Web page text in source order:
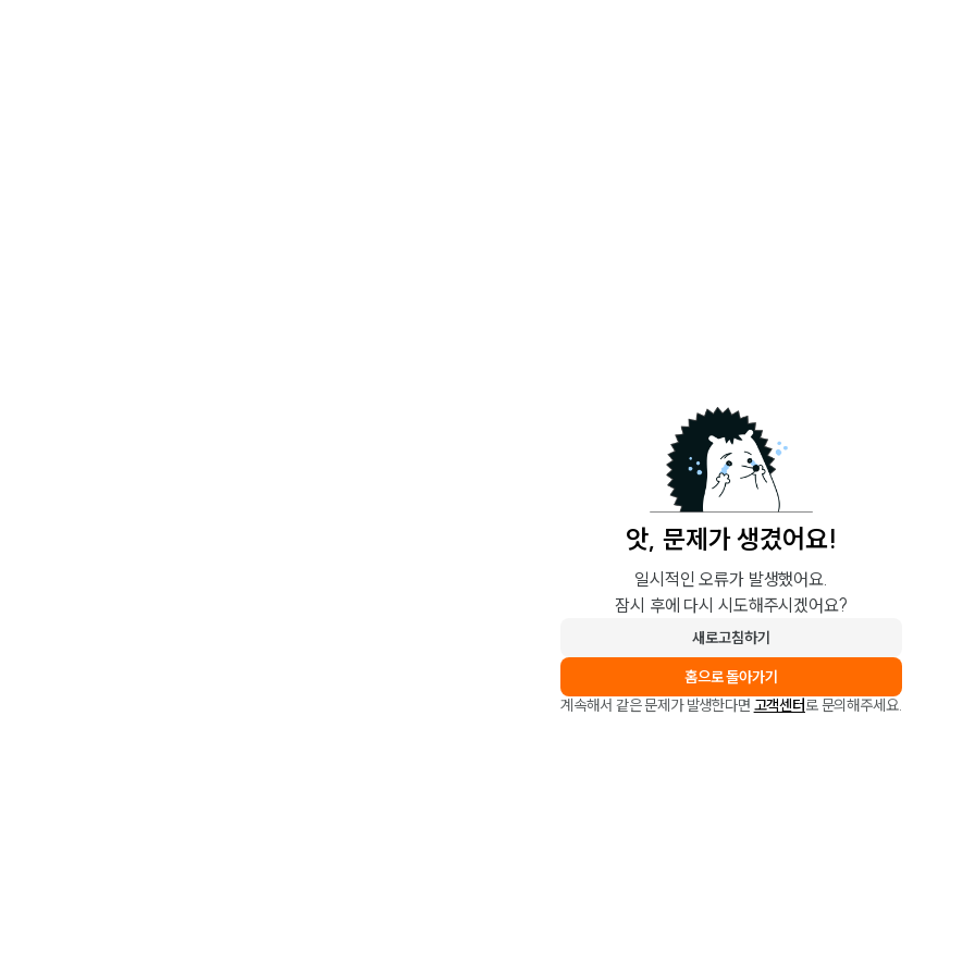
앗, 문제가 생겼어요!
일시적인 오류가 발생했어요.
잠시 후에 다시 시도해주시겠어요?
새로고침하기
홈으로 돌아가기
계속해서 같은 문제가 발생한다면 고객센터로 문의해주세요.